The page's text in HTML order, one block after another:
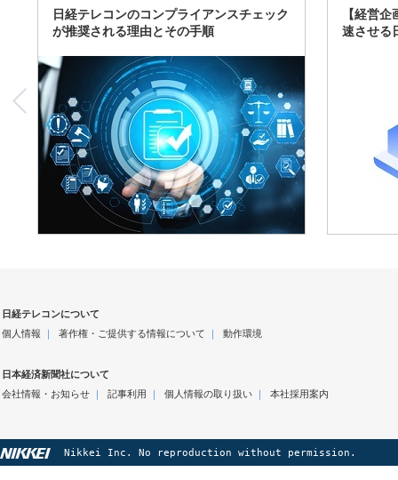
度の予想を実施
日経テレコンのコンプライアンスチェック
が推奨される理由とその手順
【経営
速させる
日経テレコンについて
個人情報 ｜ 著作権・ご提供する情報について ｜ 動作環境
日本経済新聞社について
会社情報・お知らせ｜ 記事利用 ｜ 個人情報の取り扱い｜ 本社採用案内
Nikkei Inc. No reproduction without permission.